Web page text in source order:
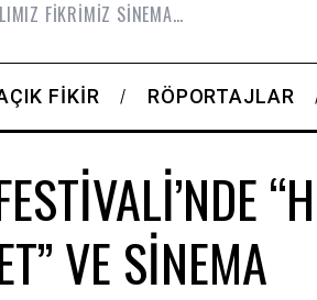
FİKRİMİZ SİNEMA…
FIKIR RÖPORTAJLAR
VE SİNEMA